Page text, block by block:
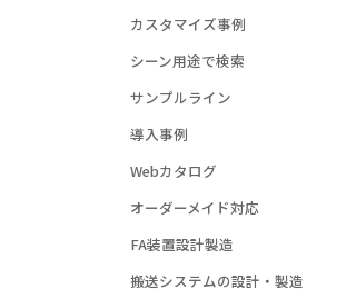
カスタマイズ事例
シーン用途で検索
サンプルライン
導入事例
Webカタログ
オーダーメイド対応
FA装置設計製造
搬送システムの設計・製造